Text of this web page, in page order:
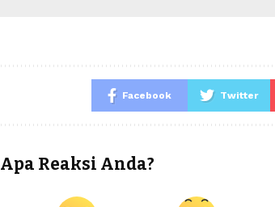
Facebook Twitter
Apa Reaksi Anda?